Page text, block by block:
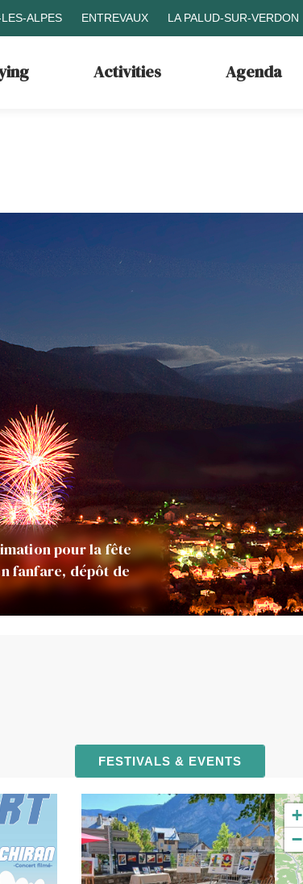
ALPES ENTREVAUX LA PALUD-SUR-VERDON
Activities Agenda
pour la fête
fanfare, dépôt de
FESTIVALS & EVENTS
Un espace convivial où
plusieurs artistes locaux
dévoilent leurs univers, pour
laisser place aux échanges et
+
−